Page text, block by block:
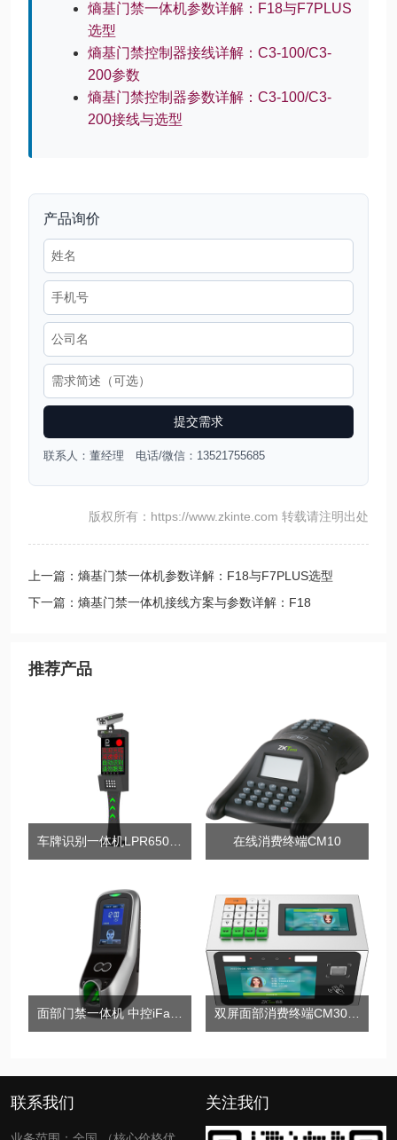
熵基门禁一体机参数详解：F18与F7PLUS
选型
熵基门禁控制器接线详解：C3-100/C3-
200参数
熵基门禁控制器参数详解：C3-100/C3-
200接线与选型
产品询价
提交需求
联系人：董经理 电话/微信：13521755685
版权所有：https://www.zkinte.com 转载请注明出处
上一篇：熵基门禁一体机参数详解：F18与F7PLUS选型
下一篇：熵基门禁一体机接线方案与参数详解：F18
推荐产品
在线消费终端CM10
联系我们 关注我们